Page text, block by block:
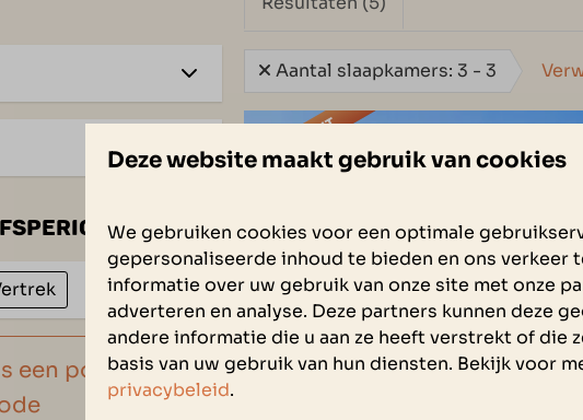
een populaire
Aantal slaapkamers: 3 - 3
UITGELICHT
Deze website maakt gebruik van cookies
We gebruiken cookies voor een optimale
gepersonaliseerde inhoud te bieden en ons verkeer
informatie over uw gebruik van onze site met onze
adverteren en analyse. Deze partners kunnen deze
andere informatie die u aan ze heeft verstrekt of die
basis van uw gebruik van hun diensten. Bekijk voor
privacybeleid.